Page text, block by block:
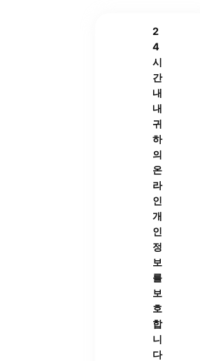
2
4
시
간
내
내
귀
하
의
온
라
인
개
인
정
보
를
보
호
합
니
다